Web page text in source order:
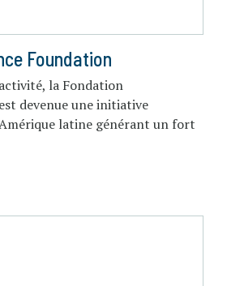
Foundation
la Fondation
devenue une initiative
latine générant un fort